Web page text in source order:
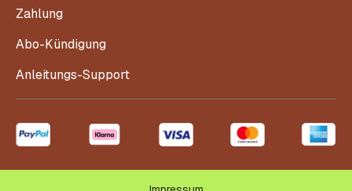
Zahlung
Abo-Kündigung
Anleitungs-Support